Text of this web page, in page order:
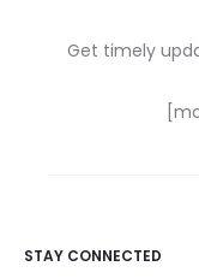
Get timely
STAY CONNECTED